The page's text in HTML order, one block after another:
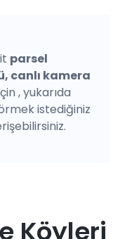
parsel
canlı kamera
, yukarıda
istediğiniz
Köyleri